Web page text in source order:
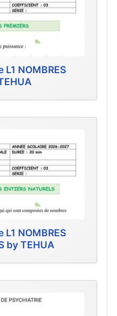
L1 NOMBRES
L1 NOMBRES
by TEHUA